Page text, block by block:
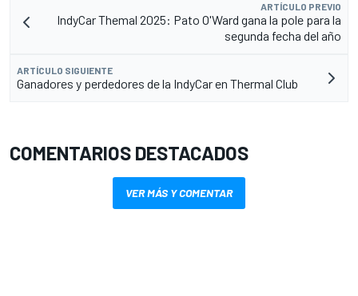
ARTÍCULO PREVIO
IndyCar Themal 2025: Pato O'Ward gana la pole para la
segunda fecha del año
ARTÍCULO SIGUIENTE
Ganadores y perdedores de la IndyCar en Thermal Club
COMENTARIOS DESTACADOS
VER MÁS Y COMENTAR